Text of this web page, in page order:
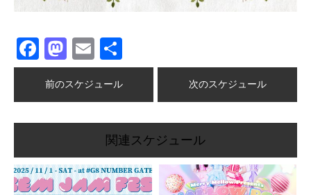
Facebook
Mastodon
Email
有
前のスケジュール 次のスケジュール
関連スケジュール